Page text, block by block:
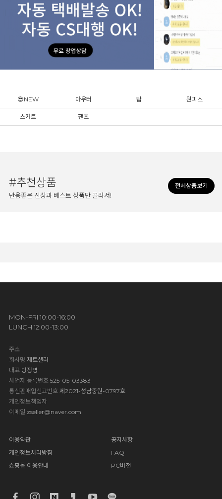
😎NEW 아우터 탑 원피스
스커트 팬츠
전체상품보기
#추천상품
반응좋은 신상과 베스트 상품만 골라서!
MON-FRI 10:00-16:00
LUNCH 12:00-13:00
주소
회사명 제트셀러
대표방정영
사업자 등록번호 525-05-03383
통신판매업신고번호 제2021-성남중원-0797호
개인정보책임자
이메일 zseller@naver.com
이용약관
개인정보처리방침
쇼핑몰 이용안내
공지사항
FAQ
PC버전